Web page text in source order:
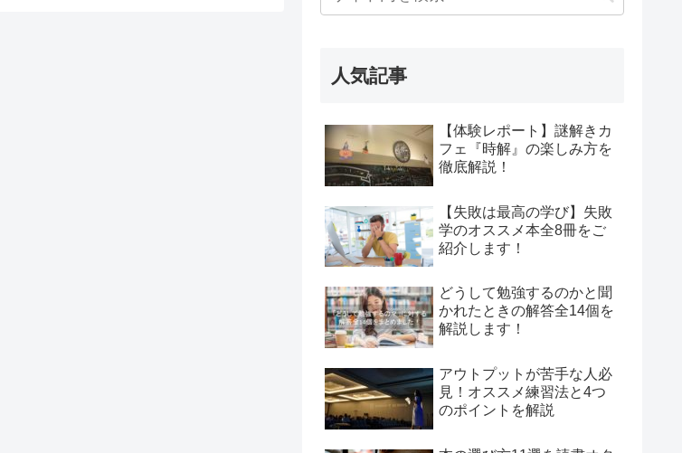
人気記事
【体験レポート】謎解きカ
フェ『時解』の楽しみ方を
徹底解説！
【失敗は最高の学び】失敗
学のオススメ本全8冊をご
紹介します！
どうして勉強するのかと聞
かれたときの解答全14個を
解説します！
アウトプットが苦手な人必
見！オススメ練習法と4つ
のポイントを解説